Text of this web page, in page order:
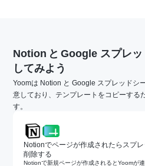
Notion と Google スプレッ
してみよう
Yoomは Notion と Google スプレッドシ
意しており、テンプレートをコピーする
す。
Notionでページが作成されたらスプ
削除する
Notionで新規ページが作成されるとYoomが